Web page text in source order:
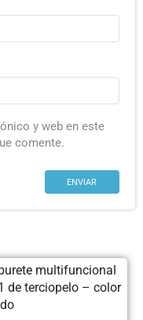
y web en este
comente.